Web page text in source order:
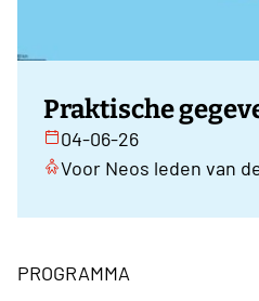
Praktische
04-06-26
Voor Neos leden van
PROGRAMMA